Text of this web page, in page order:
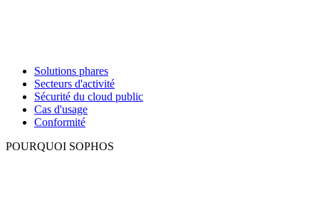
Solutions phares
Secteurs d'activité
Sécurité du cloud public
Cas d'usage
Conformité
POURQUOI SOPHOS